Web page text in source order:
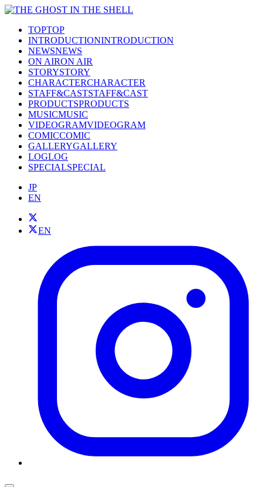
TOPTOP
INTRODUCTIONINTRODUCTION
NEWSNEWS
ON AIRON AIR
STORYSTORY
CHARACTERCHARACTER
STAFF&CASTSTAFF&CAST
PRODUCTSPRODUCTS
MUSICMUSIC
VIDEOGRAMVIDEOGRAM
COMICCOMIC
GALLERYGALLERY
LOGLOG
SPECIALSPECIAL
JP
EN
EN